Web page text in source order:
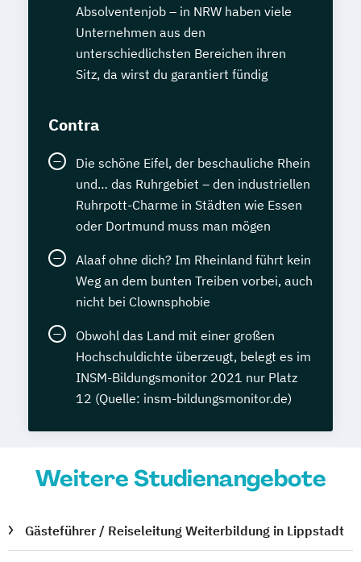
Absolventenjob – in NRW haben viele
Unternehmen aus den
unterschiedlichsten Bereichen ihren
Sitz, da wirst du garantiert fündig
Contra
Die schöne Eifel, der beschauliche Rhein
und… das Ruhrgebiet – den industriellen
Ruhrpott-Charme in Städten wie Essen
oder Dortmund muss man mögen
Alaaf ohne dich? Im Rheinland führt kein
Weg an dem bunten Treiben vorbei, auch
nicht bei Clownsphobie
Obwohl das Land mit einer großen
Hochschuldichte überzeugt, belegt es im
INSM-Bildungsmonitor 2021 nur Platz
12 (Quelle: insm-bildungsmonitor.de)
Weitere Studienangebote
Gästeführer / Reiseleitung Weiterbildung in Lippstadt